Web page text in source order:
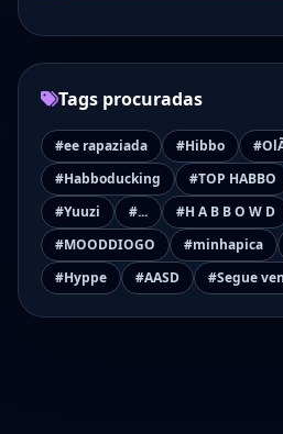
Tags procuradas
#ee rapaziada #Hibbo
#Habboducking
#TOP HABBO
#Yuuzi
#... #H A B B O W D
#MOODDIOGO
#minhapica
#Hyppe
#AASD #Segue